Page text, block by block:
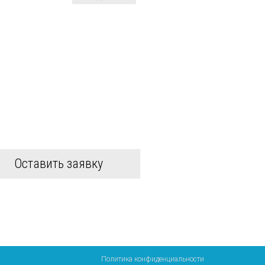
Оставить заявку
Политика конфиденциальности